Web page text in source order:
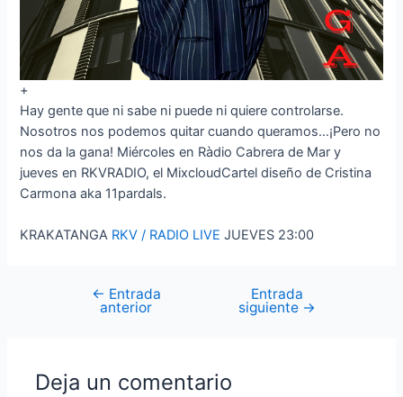
+
Hay gente que ni sabe ni puede ni quiere controlarse.
Nosotros nos podemos quitar cuando queramos…¡Pero no
nos da la gana! Miércoles en Ràdio Cabrera de Mar y
jueves en RKVRADIO, el MixcloudCartel diseño de Cristina
Carmona aka 11pardals.
KRAKATANGA RKV / RADIO LIVE JUEVES 23:00
Navegación
← Entrada
anterior
Entrada
siguiente →
Deja un comentario